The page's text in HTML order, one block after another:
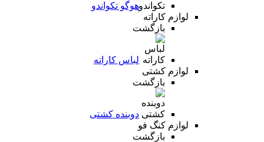
هوگو تکواندو
لوازم کاراته
بازگشت
لباس کاراته
لوازم کشتی
بازگشت
دوبنده کشتی
لوازم کنگ فو
بازگشت